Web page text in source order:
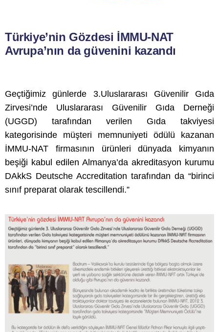
Türkiye’nin Gözdesi İMMU-NAT
Avrupa’nın da güvenini kazandı
Geçtiğimiz günlerde 3.Uluslararası Güvenilir Gıda
Zirvesi’nde Uluslararası Güvenilir Gıda Derneği
(UGGD) tarafından verilen Gıda takviyesi
kategorisinde müşteri memnuniyeti ödülü kazanan
İMMU-NAT firmasının ürünleri dünyada kimyanın
beşiği kabul edilen Almanya’da akreditasyon kurumu
DAkkS Deutsche Accreditation tarafından da “birinci
sınıf preparat olarak tescillendi.”